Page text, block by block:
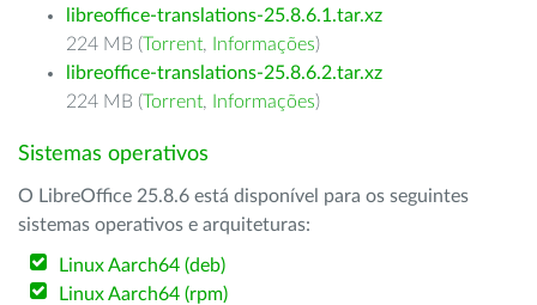
libreoffice-translations-25.8.6.1.tar.xz
224 MB (Torrent, Informações)
libreoffice-translations-25.8.6.2.tar.xz
224 MB (Torrent, Informações)
Sistemas operativos
O LibreOffice 25.8.6 está disponível para os seguintes
sistemas operativos e arquiteturas:
Linux Aarch64 (deb)
Linux Aarch64 (rpm)